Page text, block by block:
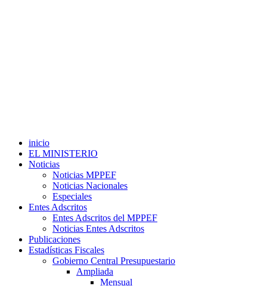
inicio
EL MINISTERIO
Noticias
Noticias MPPEF
Noticias Nacionales
Especiales
Entes Adscritos
Entes Adscritos del MPPEF
Noticias Entes Adscritos
Publicaciones
Estadísticas Fiscales
Gobierno Central Presupuestario
Ampliada
Mensual